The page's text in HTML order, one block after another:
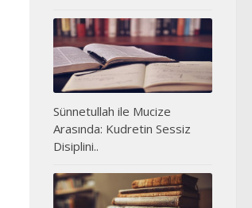
Sünnetullah ile Mucize
Arasında: Kudretin Sessiz
Disiplini..